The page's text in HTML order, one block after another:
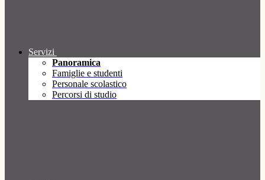
Servizi
Panoramica
Famiglie e studenti
Personale scolastico
Percorsi di studio